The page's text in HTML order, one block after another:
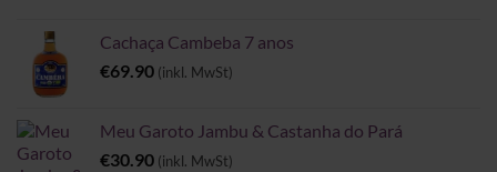
Cachaça Cambeba 7 anos
€69.90 (inkl. MwSt)
Meu Garoto Jambu & Castanha do Pará
€30.90 (inkl. MwSt)